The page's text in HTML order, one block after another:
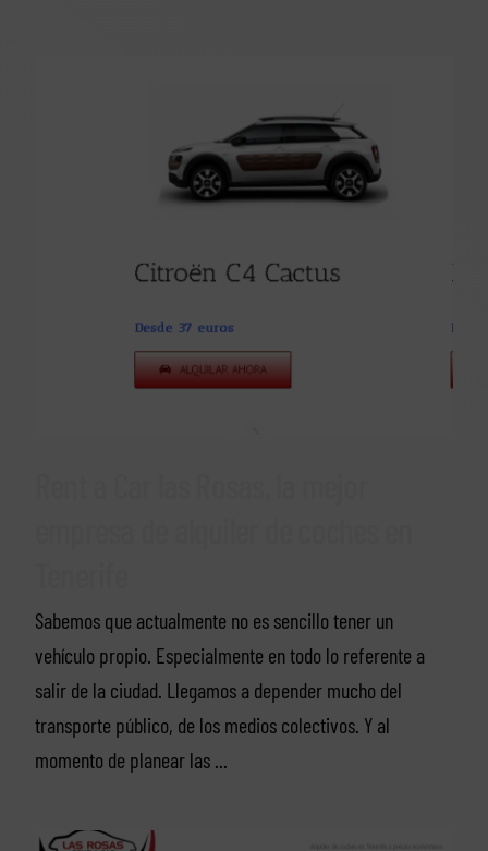
Sabemos que actualmente no es sencillo tener un
vehículo propio. Especialmente en todo lo referente a
salir de la ciudad. Llegamos a depender mucho del
transporte público, de los medios colectivos. Y al
momento de planear las ...